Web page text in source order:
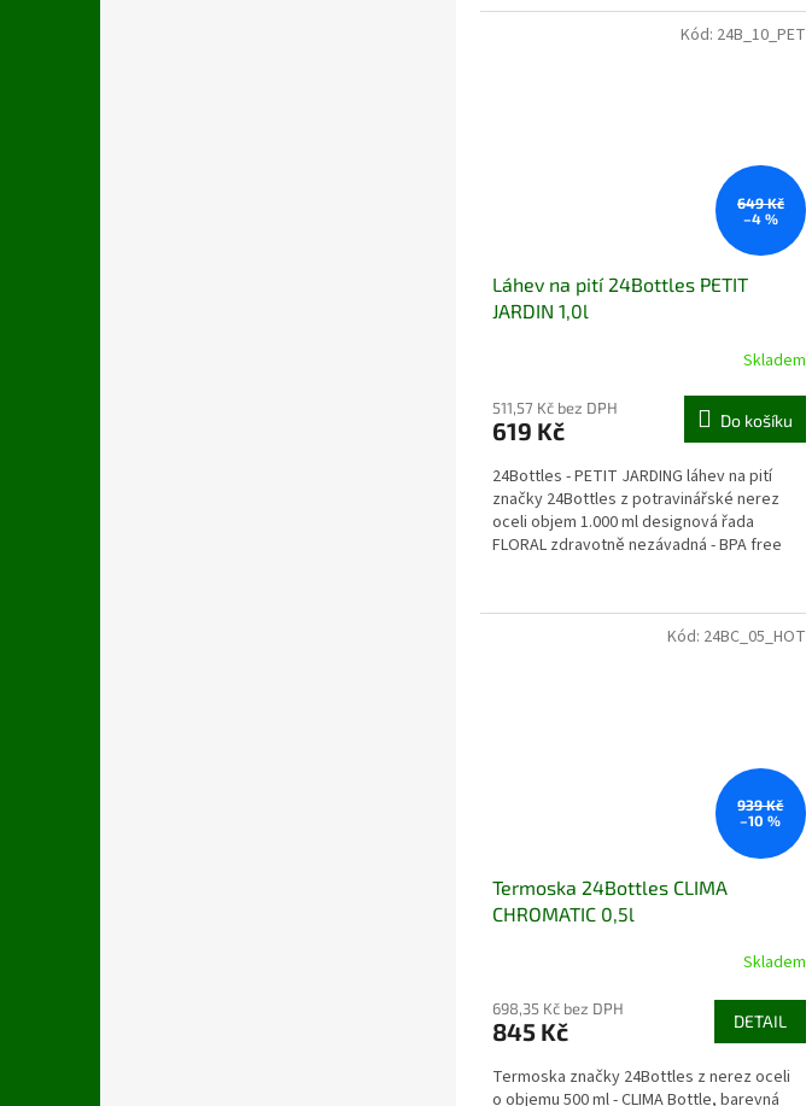
649 Kč
–4 %
Láhev na pití 24Bottles PETIT
JARDIN 1,0l
Skladem
511,57 Kč bez DPH
619 Kč Do košíku
24Bottles - PETIT JARDING láhev na pití
značky 24Bottles z potravinářské nerez
oceli objem 1.000 ml designová řada
FLORAL zdravotně nezávadná - BPA free
Kód: 24B_10_PET
939 Kč
–10 %
Termoska 24Bottles CLIMA
CHROMATIC 0,5l
Skladem
698,35 Kč bez DPH
845 Kč DETAIL
Termoska značky 24Bottles z nerez oceli
o objemu 500 ml - CLIMA Bottle, barevná
Kód: 24BC_05_HOT